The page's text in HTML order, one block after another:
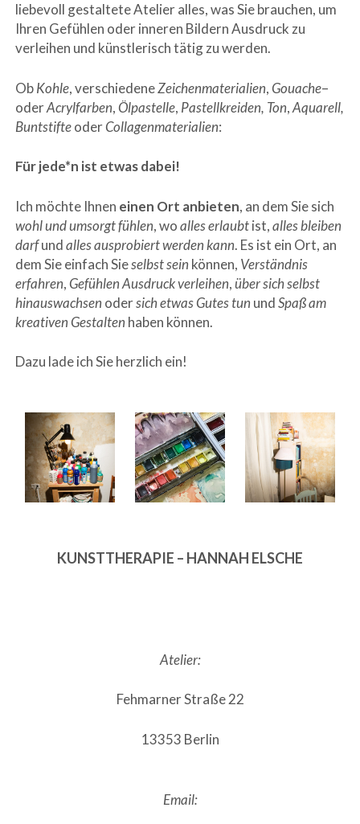
liebevoll gestaltete Atelier alles, was Sie brauchen, um
Ihren Gefühlen oder inneren Bildern Ausdruck zu
verleihen und künstlerisch tätig zu werden.
ObKohle, verschiedeneZeichenmaterialien,Gouache–
oderAcrylfarben,Ölpastelle, Pastellkreiden, Ton,Aquarell,
BuntstifteoderCollagenmaterialien:
Für jede*n ist etwas dabei!
Ich möchte Ihnen einen Ort anbieten, an dem Sie sich
wohl und umsorgt fühlen, woalles erlaubtist,alles bleiben
darfundalles ausprobiert werden kann. Es ist ein Ort, an
dem Sie einfach Sieselbst sein können, Verständnis
erfahren,Gefühlen Ausdruck verleihen,über sich selbst
hinauswachsen odersich etwas Gutes tun undSpaß am
kreativen Gestalten haben können.
Dazu lade ich Sie herzlich ein!
KUNSTTHERAPIE – HANNAH ELSCHE
Atelier:
Fehmarner Straße 22
13353 Berlin
Email: